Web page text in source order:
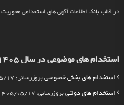
در قالب بانک اطلاعات آگهی های استخدامی
استخدام های موضوعی در سال 1405
استخدام های بخش خصوصی بروزرسانی: 1405/05/17
استخدام های دولتی بروزرسانی: 1405/05/17